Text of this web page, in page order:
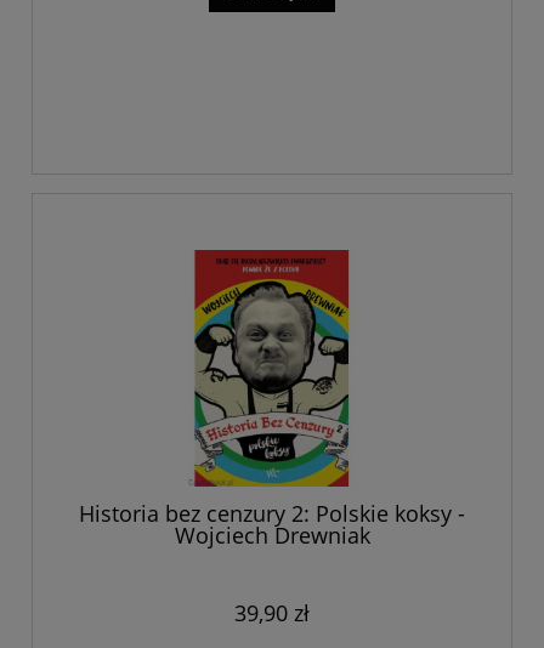
Historia bez cenzury 2: Polskie koksy -
Wojciech Drewniak
39,90 zł